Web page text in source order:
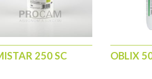
250 SC OBLIX